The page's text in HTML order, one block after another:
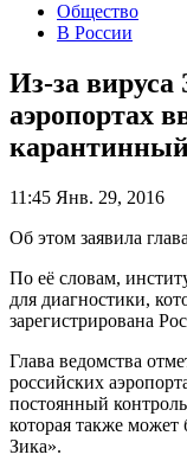
Общество
В России
Из-за вируса
аэропортах
11:45 Янв. 29, 2016
Об этом заявила
По её словам,
для диагностики,
зарегистрирована
Глава ведомства
российских
постоянный
которая также
Зика».